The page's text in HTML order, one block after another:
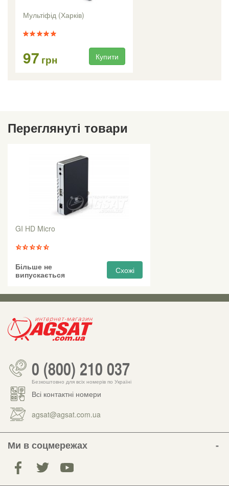
Мультіфід (Харків)
97 грн Купити
Переглянуті товари
GI HD Micro
Більше не
випускається
Схожі
0 (800) 210 037
Безкоштовно для всіх номерів по Україні
Всі контактні номери
agsat@agsat.com.ua
Ми в соцмережах